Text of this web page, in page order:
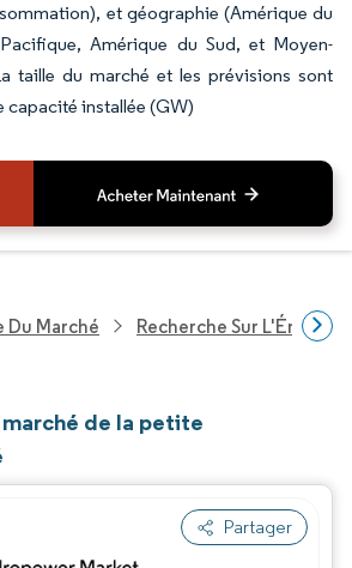
et géographie (Amérique du
Amérique du Sud, et Moyen-
taille du marché et les prévisions sont
capacité installée (GW)
Du Marché Recherche Sur
de la petite
Partager